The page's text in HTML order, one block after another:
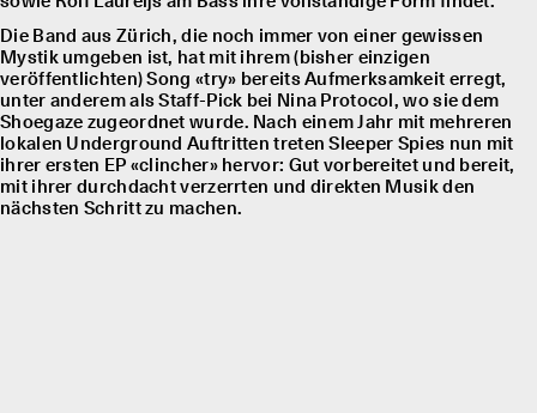
Die Band aus Zürich, die noch immer von einer gewissen
Mystik umgeben ist, hat mit ihrem (bisher einzigen
veröffentlichten) Song «try» bereits Aufmerksamkeit erregt,
unter anderem als Staff-Pick bei Nina Protocol, wo sie dem
Shoegaze zugeordnet wurde. Nach einem Jahr mit mehreren
lokalen Underground Auftritten treten Sleeper Spies nun mit
ihrer ersten EP «clincher» hervor: Gut vorbereitet und bereit,
mit ihrer durchdacht verzerrten und direkten Musik den
nächsten Schritt zu machen.